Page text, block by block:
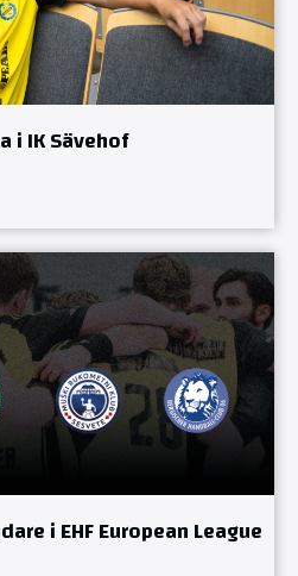
i IK Sävehof
i EHF European League